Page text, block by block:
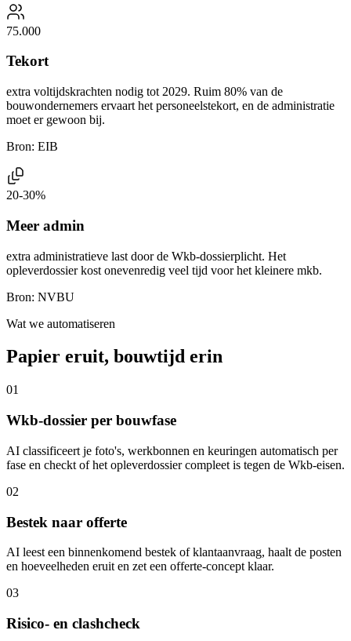
75.000
Tekort
extra voltijdskrachten nodig tot 2029. Ruim 80% van de
bouwondernemers ervaart het personeelstekort, en de administratie
moet er gewoon bij.
Bron: EIB
20-30%
Meer admin
extra administratieve last door de Wkb-dossierplicht. Het
opleverdossier kost onevenredig veel tijd voor het kleinere mkb.
Bron: NVBU
Wat we automatiseren
Papier eruit, bouwtijd erin
01
Wkb-dossier per bouwfase
AI classificeert je foto's, werkbonnen en keuringen automatisch per
fase en checkt of het opleverdossier compleet is tegen de Wkb-eisen.
02
Bestek naar offerte
AI leest een binnenkomend bestek of klantaanvraag, haalt de posten
en hoeveelheden eruit en zet een offerte-concept klaar.
03
Risico- en clashcheck